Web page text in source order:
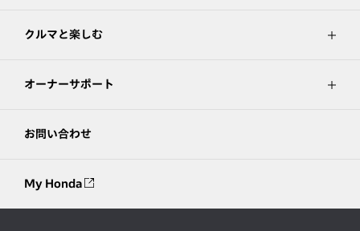
クルマと楽しむ
オーナーサポート
お問い合わせ
My Honda